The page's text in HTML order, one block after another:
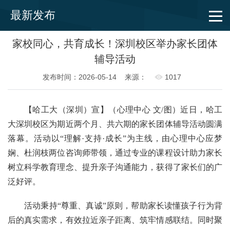
最新发布
家校同心，共育成长！深圳校区举办家长团体
辅导活动
发布时间：2026-05-14 来源： 1017
【哈工大（深圳）宣】（心理中心 文/图）近日，哈工
大深圳校区为期近两个月、共六期的家长团体辅导活动圆满
落幕。活动以“理解·支持·成长”为主线，由心理中心应梦
娴、杜润枝两位咨询师带领，通过专业的课程设计助力家长
树立科学教育理念、提升亲子沟通能力，获得了家长们的广
泛好评。
活动秉持“尊重、真诚”原则，帮助家长读懂孩子行为背
后的真实需求，有效拉近亲子距离、筑牢情感联结。同时聚